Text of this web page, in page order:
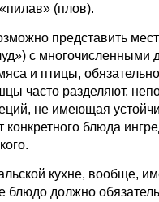
(плов).
представить
с многочисленными
и птицы, обязательно
часто разделяют,
не имеющая
блюда
кухне, вообще, имеют
блюдо должно